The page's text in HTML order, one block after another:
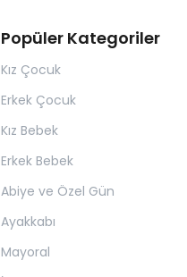
Popüler Kategoriler
Kız Çocuk
Erkek Çocuk
Kız Bebek
Erkek Bebek
Abiye ve Özel Gün
Ayakkabı
Mayoral